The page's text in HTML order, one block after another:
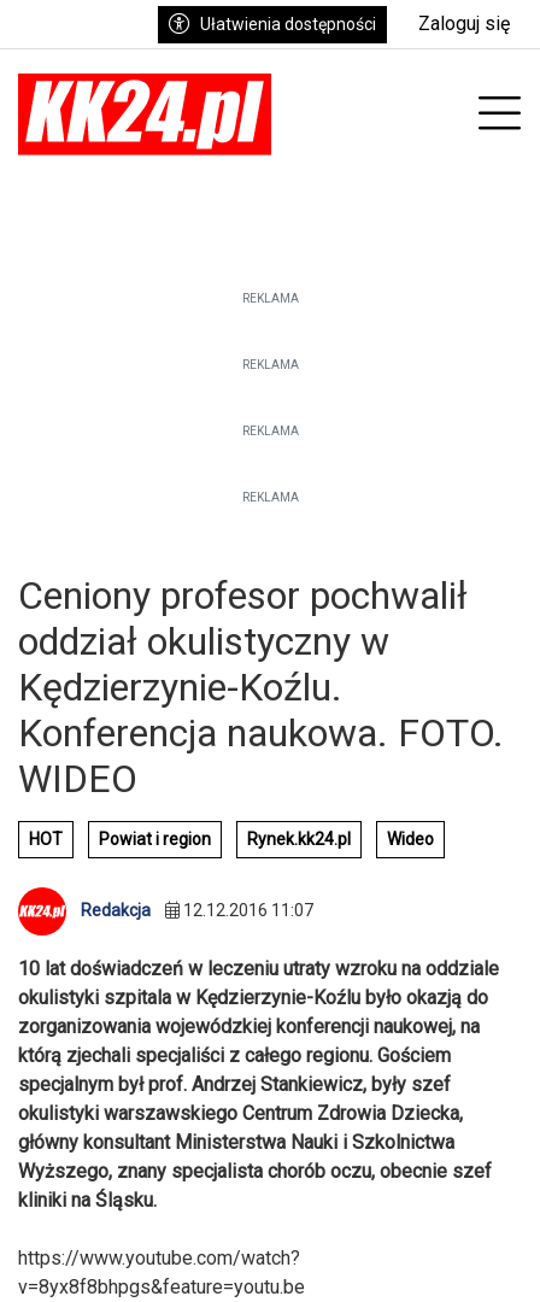
Ułatwienia dostępności Zaloguj się
REKLAMA
REKLAMA
REKLAMA
REKLAMA
Ceniony profesor pochwalił
oddział okulistyczny w
Kędzierzynie-Koźlu.
Konferencja naukowa. FOTO.
WIDEO
HOT Powiat i region Rynek.kk24.pl Wideo
Redakcja 12.12.2016 11:07
10 lat doświadczeń w leczeniu utraty wzroku na oddziale
okulistyki szpitala w Kędzierzynie-Koźlu było okazją do
zorganizowania wojewódzkiej konferencji naukowej, na
którą zjechali specjaliści z całego regionu. Gościem
specjalnym był prof. Andrzej Stankiewicz, były szef
okulistyki warszawskiego Centrum Zdrowia Dziecka,
główny konsultant Ministerstwa Nauki i Szkolnictwa
Wyższego, znany specjalista chorób oczu, obecnie szef
kliniki na Śląsku.
https://www.youtube.com/watch?
v=8yx8f8bhpgs&feature=youtu.be